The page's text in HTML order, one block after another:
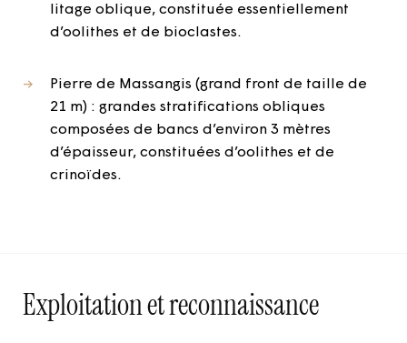
litage oblique, constituée essentiellement
d’oolithes et de bioclastes.
Pierre de Massangis (grand front de taille de
21 m) : grandes stratifications obliques
composées de bancs d’environ 3 mètres
d’épaisseur, constituées d’oolithes et de
crinoïdes.
Exploitation et reconnaissance